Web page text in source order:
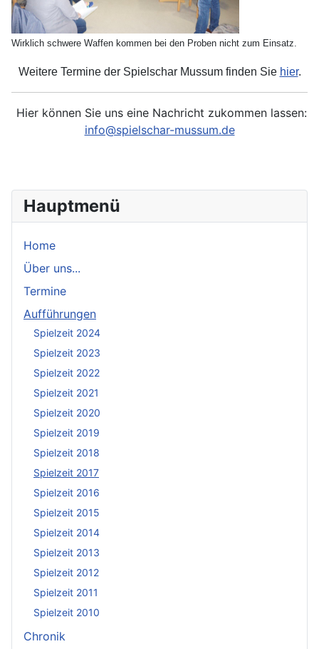
Hauptmenü
Home
Über uns...
Termine
Aufführungen
Spielzeit 2024
Spielzeit 2023
Spielzeit 2022
Spielzeit 2021
Spielzeit 2020
Spielzeit 2019
Spielzeit 2018
Spielzeit 2017
Spielzeit 2016
Spielzeit 2015
Spielzeit 2014
Spielzeit 2013
Spielzeit 2012
Spielzeit 2011
Spielzeit 2010
Chronik
Wirklich schwere Waffen kommen bei den Proben nicht zum Einsatz.
Weitere Termine der Spielschar Mussum finden Sie hier.
Hier können Sie uns eine Nachricht zukommen lassen:
info@spielschar-mussum.de